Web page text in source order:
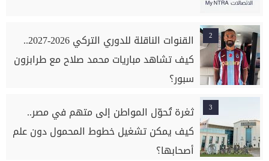
2
القنوات الناقلة للدوري التركي 2026-2027..
كيف تشاهد مباريات محمد صلاح مع طرابزون
سبور؟
3
ثغرة تُحوّل المواطن إلى متهم في مصر..
كيف يمكن تشغيل خطوط المحمول دون علم
أصحابها؟